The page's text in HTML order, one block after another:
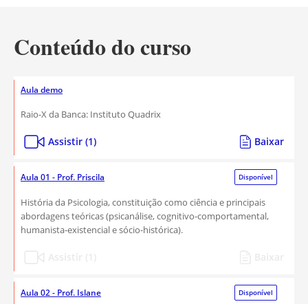
Conteúdo do curso
Aula demo
Raio-X da Banca: Instituto Quadrix
Assistir (1) Baixar
Aula 01 - Prof. Priscila Disponível
História da Psicologia, constituição como ciência e principais
abordagens teóricas (psicanálise, cognitivo-comportamental,
humanista-existencial e sócio-histórica).
Aula 02 - Prof. Islane Disponível